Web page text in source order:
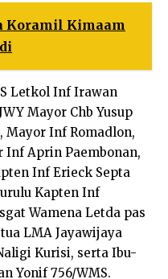
Koramil Kimaam
Letkol Inf Irawan
Mayor Chb Yusup
Mayor Inf Romadlon,
Inf Aprin Paembonan,
Inf Erieck Septa
Kapten Inf
Wamena Letda pas
LMA Jayawijaya
Kurisi, serta Ibu-
Yonif 756/WMS.